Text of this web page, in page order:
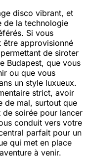
disco vibrant, et
de la technologie
Si vous
être approvisionné
de siroter
Budapest, que vous
ou que vous
un style luxueux.
strict, avoir
de mal, surtout que
soirée pour lancer
conduit vers votre
parfait pour un
qui met en place
à venir.